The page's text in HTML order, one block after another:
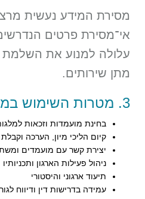
מסירת המידע נעשית
אי־מסירת פרטים
עלולה למנוע את השלמת
מתן שירותים.
3. מטרות השימוש במידע
בחינת מועמדות וזכאות
קיום הליכי מיון, הערכה
יצירת קשר עם מועמדים
ניהול פעילות הארגון ותכניותיו
תיעוד ארגוני והיסטורי
עמידה בדרישות דין ודיווח